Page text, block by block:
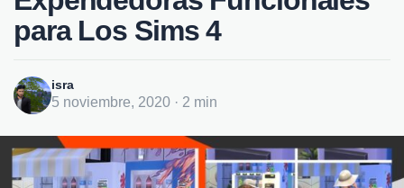
para Los Sims 4
isra
5 noviembre, 2020 · 2 min